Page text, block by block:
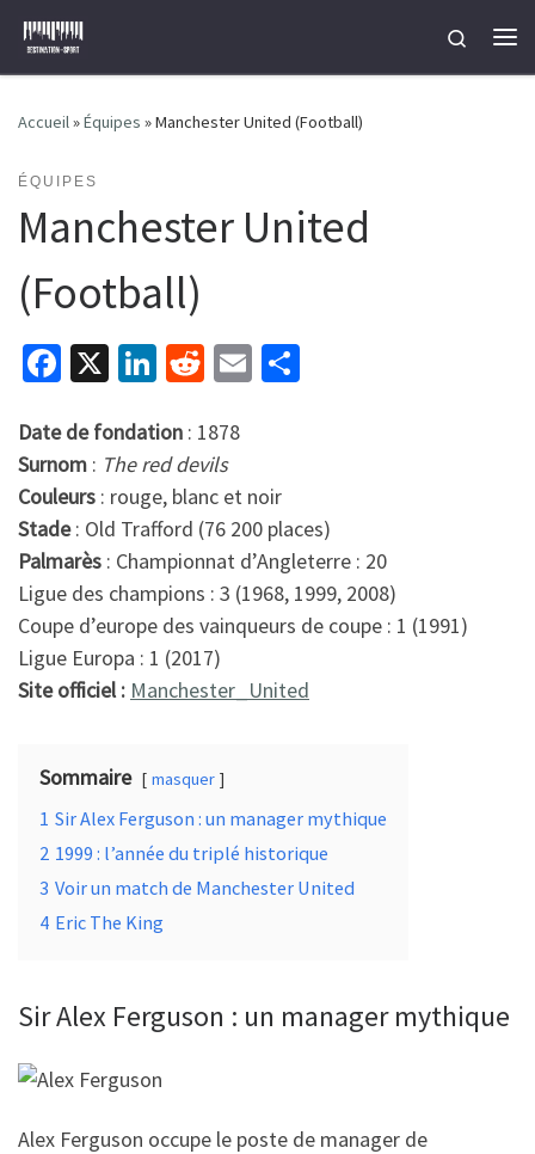
Passer au contenu
Search
Accueil»Équipes »Manchester United (Football)
ÉQUIPES
Manchester United
(Football)
Fa
b
o
o
k
X
Li
ke
dI
n
R
d
di
t
E
r
Date de fondation : 1878
Surnom : The red devils
Couleurs : rouge, blanc et noir
Stade: Old Trafford (76 200 places)
Palmarès : Championnat d’Angleterre : 20
Ligue des champions : 3 (1968, 1999, 2008)
Coupe d’europe des vainqueurs de coupe : 1 (1991)
Ligue Europa : 1 (2017)
Site officiel : Manchester_United
Sommaire masquer
1 Sir Alex Ferguson : un manager mythique
2 1999 : l’année du triplé historique
3 Voir un match de Manchester United
4 Eric The King
Sir Alex Ferguson : un manager mythique
Alex Ferguson occupe le poste de manager de